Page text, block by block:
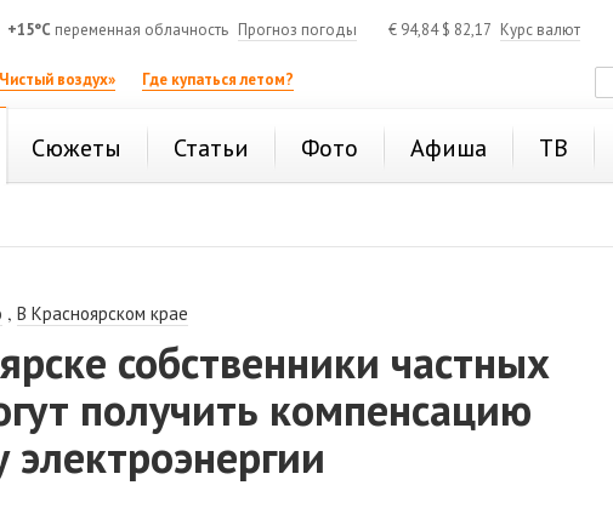
+15°C переменная облачность Прогноз погоды € 94,84$ 82,17 Курс валют
воздух» Где купаться летом?
Сюжеты Статьи Фото Афиша ТВ
,В Красноярском крае
собственники частных
получить компенсацию
электроэнергии